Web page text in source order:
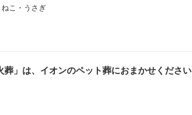
葬」は、イオンのペット葬におまかせください